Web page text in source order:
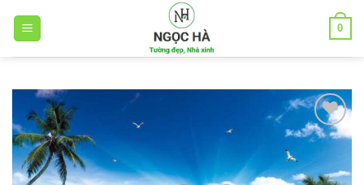
0
Add to
wishlist